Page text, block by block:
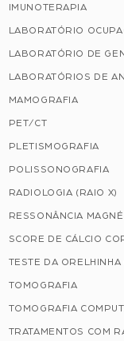
IMUNOTERAPIA
LABORATÓRIO
LABORATÓRIO DE
LABORATÓRIOS DE
MAMOGRAFIA
PET/CT
PLETISMOGRAFIA
POLISSONOGRAFIA
RADIOLOGIA (RAIO X)
RESSONÂNCIA
SCORE DE CÁLCIO
TESTE DA
TOMOGRAFIA
TOMOGRAFIA
TRATAMENTOS COM